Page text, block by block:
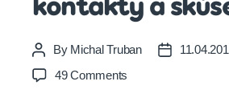
kontakty a
Post
author
By Michal Truban
Post
49 Comments